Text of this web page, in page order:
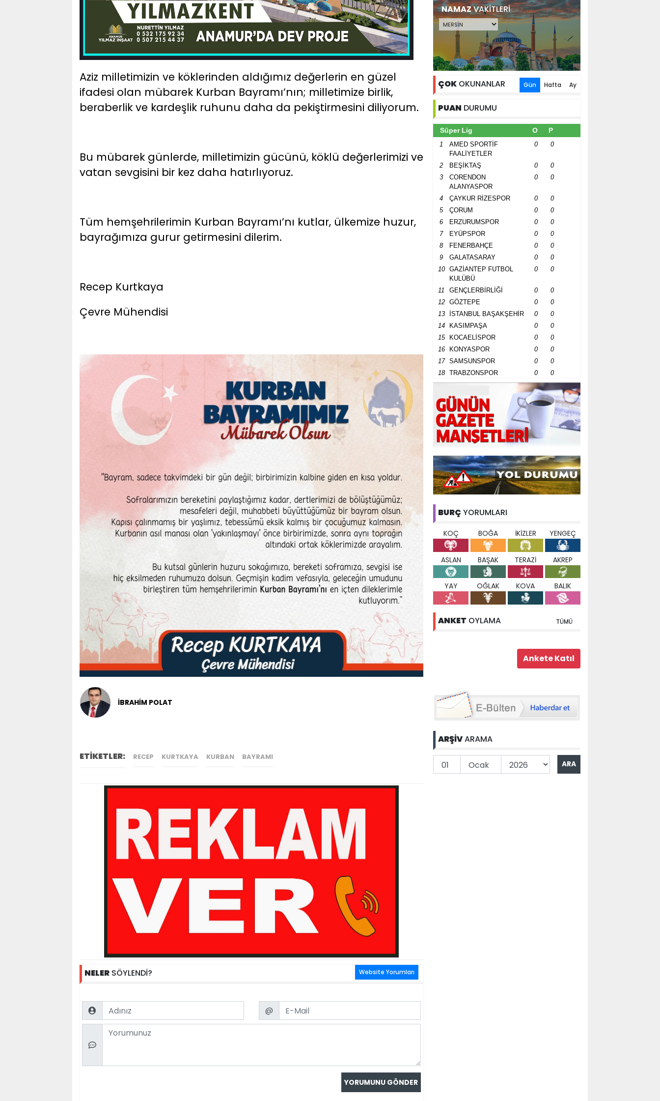
Aziz milletimizin ve köklerinden aldığımız değerlerin en güzel
ifadesi olan mübarek Kurban Bayramı’nın; milletimize birlik,
beraberlik ve kardeşlik ruhunu daha da pekiştirmesini diliyorum.
Bu mübarek günlerde, milletimizin gücünü, köklü değerlerimizi ve
vatan sevgisini bir kez daha hatırlıyoruz.
Tüm hemşehrilerimin Kurban Bayramı’nı kutlar, ülkemize huzur,
bayrağımıza gurur getirmesini dilerim.
Recep Kurtkaya
Çevre Mühendisi
İBRAHİM POLAT
ETİKETLER: RECEP KURTKAYA KURBAN BAYRAMI
NELER SÖYLENDİ? Website Yorumları
Name Email
@
Comment
NAMAZVAKİTLERİ
ÇOK OKUNANLAR Gün Hafta Ay
PUAN DURUMU
Süper Lig O P
1
AMED SPORTİF
FAALİYETLER
0 0
2 BEŞİKTAŞ 0
0
3
CORENDON
ALANYASPOR
0 0
4 ÇAYKUR RİZESPOR 0
0
5
ÇORUM 0
0
6
ERZURUMSPOR 0
0
7
EYÜPSPOR 0
0
8
FENERBAHÇE 0
0
9
GALATASARAY 0
0
10
GAZİANTEP FUTBOL
KULÜBÜ
0 0
11 GENÇLERBİRLİĞİ 0
0
12
GÖZTEPE 0
0
13
İSTANBUL BAŞAKŞEHİR 0
0
14
KASIMPAŞA 0
0
15
KOCAELİSPOR 0
0
16
KONYASPOR 0
0
17
SAMSUNSPOR 0
0
18
TRABZONSPOR 0 0
BURÇ YORUMLARI
KOÇ BOĞA İKİZLER YENGEÇ
ASLAN BAŞAK TERAZİ AKREP
YAY OĞLAK KOVA BALIK
ANKET OYLAMA TÜMÜ
ARŞİVARAMA